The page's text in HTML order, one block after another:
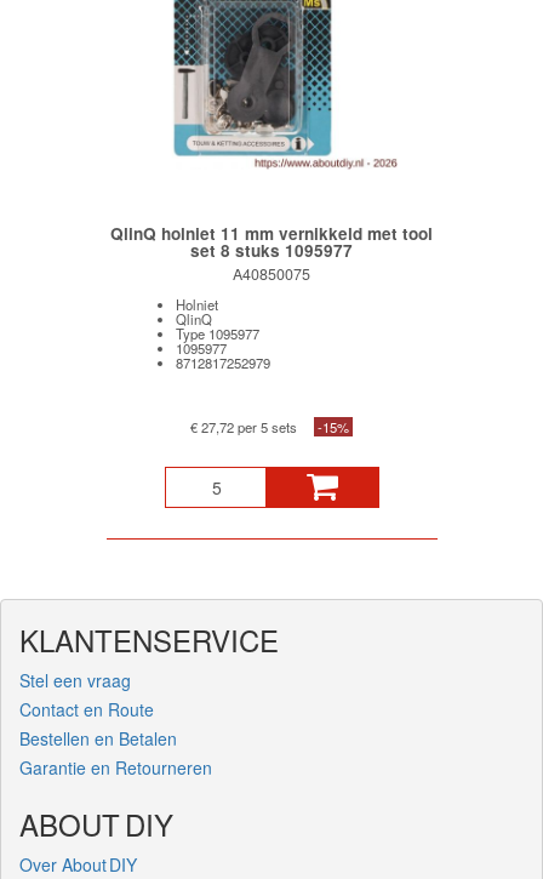
QlinQ holniet 11 mm vernikkeld met tool
set 8 stuks 1095977
A40850075
Holniet
QlinQ
Type 1095977
1095977
8712817252979
€ 27,72 per 5 sets -15%
KLANTENSERVICE
Stel een vraag
Contact en Route
Bestellen en Betalen
Garantie en Retourneren
ABOUT DIY
Over About DIY